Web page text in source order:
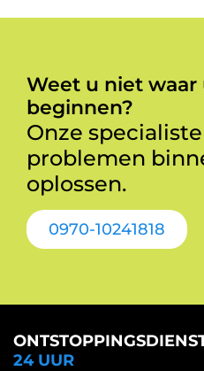
Weet u niet waar
beginnen?
Onze
problemen
oplossen.
0970-10241818
24 UUR